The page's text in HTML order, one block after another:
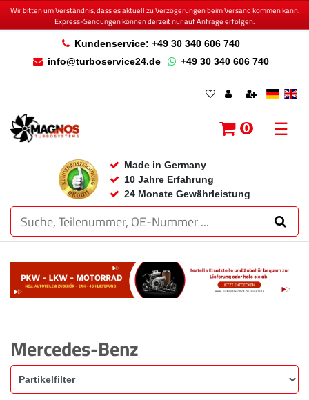
Wir bitten um Verständnis, dass es aktuell zu Verzögerungen beim Versand kommen kann.
Express-Sendungen können derzeit nur auf Anfrage erfolgen.
Kundenservice: +49 30 340 606 740
info@turboservice24.de
+49 30 340 606 740
Made in Germany
10 Jahre Erfahrung
24 Monate Gewährleistung
0 ☰
Mercedes-Benz